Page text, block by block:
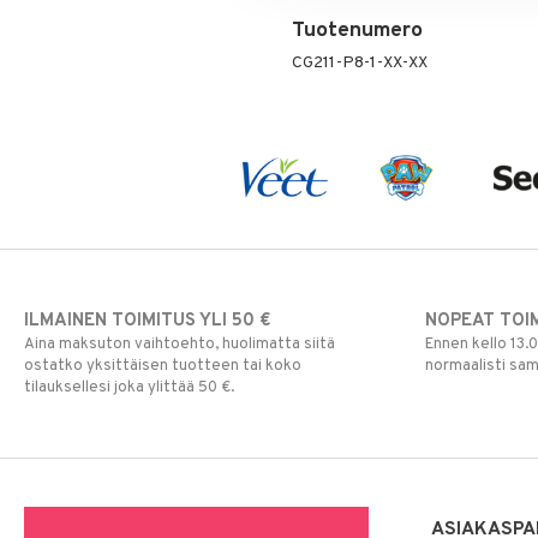
Tuotenumero
CG211-P8-1-XX-XX
ILMAINEN TOIMITUS YLI 50 €
Aina maksuton vaihtoehto, huolimatta siitä
ostatko yksittäisen tuotteen tai koko
tilauksellesi joka ylittää 50 €.
NOPEAT
Ennen kello
normaalisti